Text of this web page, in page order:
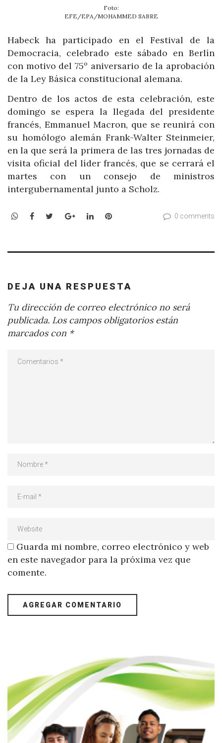
Foto:
EFE/EPA/MOHAMMED SABRE
Habeck ha participado en el Festival de la
Democracia, celebrado este sábado en Berlín
con motivo del 75º aniversario de la aprobación
de la Ley Básica constitucional alemana.
Dentro de los actos de esta celebración, este
domingo se espera la llegada del presidente
francés, Emmanuel Macron, que se reunirá con
su homólogo alemán Frank-Walter Steinmeier,
en la que será la primera de las tres jornadas de
visita oficial del líder francés, que se cerrará el
martes con un consejo de ministros
intergubernamental junto a Scholz.
WhatsApp
Facebook
TwitterGoogle+LinkedInPinterest 0 comments
DEJA UNA RESPUESTA
Tu dirección de correo electrónico no será
publicada. Los campos obligatorios están
marcados con *
Guarda mi nombre, correo electrónico y web
en este navegador para la próxima vez que
comente.